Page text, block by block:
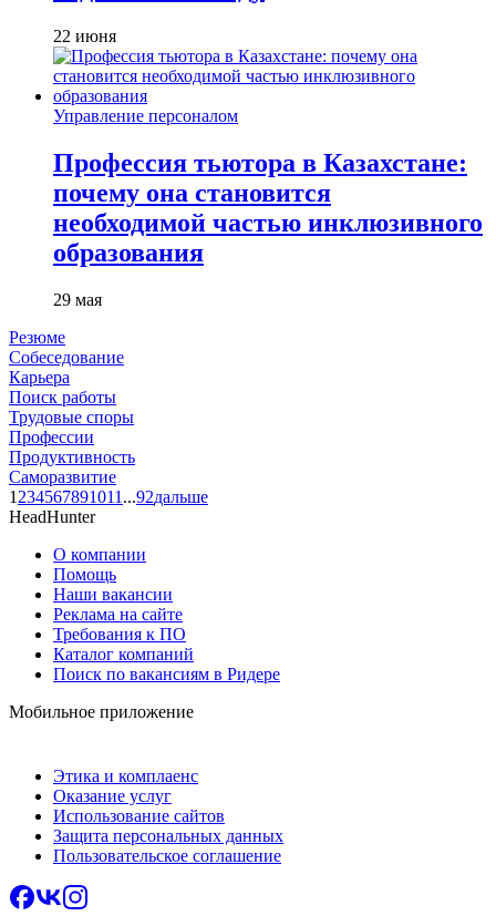
22 июня
Управление персоналом
Профессия тьютора в Казахстане:
почему она становится
необходимой частью инклюзивного
образования
29 мая
Резюме
Собеседование
Карьера
Поиск работы
Трудовые споры
Профессии
Продуктивность
Саморазвитие
1 234567891011 ...92дальше
HeadHunter
О компании
Помощь
Наши вакансии
Реклама на сайте
Требования к ПО
Каталог компаний
Поиск по вакансиям в Ридере
Мобильное приложение
Этика и комплаенс
Оказание услуг
Использование сайтов
Защита персональных данных
Пользовательское соглашение